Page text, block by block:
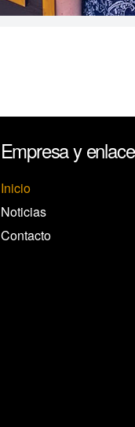
Empresa y
Inicio
Noticias
Contacto